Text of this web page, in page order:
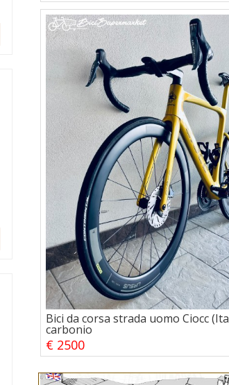
Bici da corsa strada uomo Ciocc
carbonio
€ 2500